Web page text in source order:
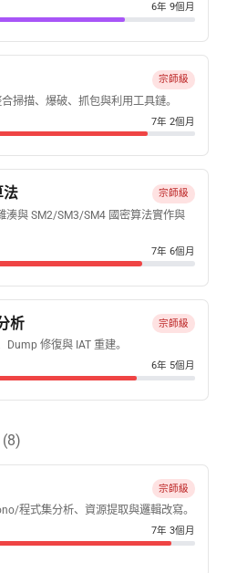
6年 9個月
宗師級
掃描、爆破、抓包與利用工具鏈。
7年 2個月
法 宗師級
湊與 SM2/SM3/SM4 國密算法實作與
7年 6個月
析 宗師級
Dump 修復與 IAT 重建。
6年 5個月
(8)
宗師級
程式集分析、資源提取與邏輯改寫。
7年 3個月